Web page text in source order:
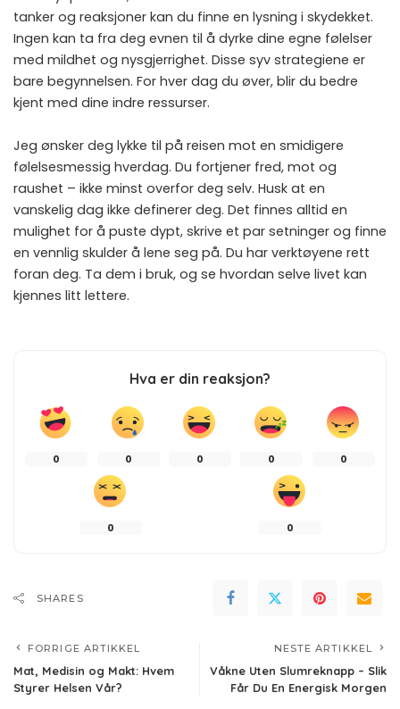
tanker og reaksjoner kan du finne en lysning i skydekket.
Ingen kan ta fra deg evnen til å dyrke dine egne følelser
med mildhet og nysgjerrighet. Disse syv strategiene er
bare begynnelsen. For hver dag du øver, blir du bedre
kjent med dine indre ressurser.
Jeg ønsker deg lykke til på reisen mot en smidigere
følelsesmessig hverdag. Du fortjener fred, mot og
raushet – ikke minst overfor deg selv. Husk at en
vanskelig dag ikke definerer deg. Det finnes alltid en
mulighet for å puste dypt, skrive et par setninger og finne
en vennlig skulder å lene seg på. Du har verktøyene rett
foran deg. Ta dem i bruk, og se hvordan selve livet kan
kjennes litt lettere.
Hva er din reaksjon?
0 0 0 0 0
0 0
SHARES
FORRIGE ARTIKKEL
Mat, Medisin og Makt: Hvem
Styrer Helsen Vår?
NESTE ARTIKKEL
Våkne Uten Slumreknapp – Slik
Får Du En Energisk Morgen